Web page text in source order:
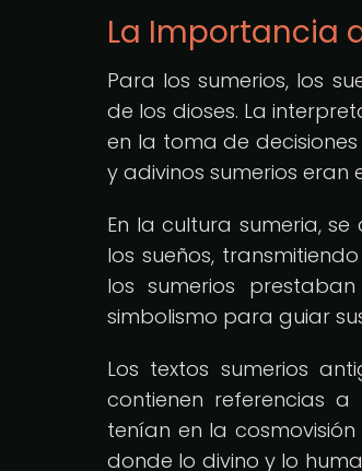
La Importancia
Para los sumerios, los
de los dioses. La
en la toma de
y adivinos sumerios eran
En la cultura sumeria,
los sueños,
los sumerios
simbolismo para guiar
Los textos sumerios
contienen referencias
tenían en la
donde lo divino y lo